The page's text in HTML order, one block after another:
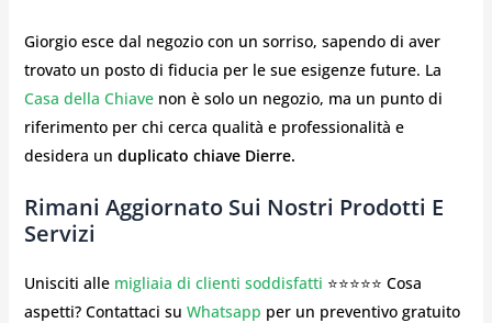
Giorgio esce dal negozio con un sorriso, sapendo di aver
trovato un posto di fiducia per le sue esigenze future. La
Casa della Chiavenon è solo un negozio, ma un punto di
riferimento per chi cerca qualità e professionalità e
desidera un duplicato chiave Dierre.
Rimani Aggiornato Sui Nostri Prodotti E
Servizi
Unisciti alle migliaia di clienti soddisfatti ⭐⭐⭐⭐⭐ Cosa
aspetti? Contattaci su Whatsapp per un preventivo gratuito